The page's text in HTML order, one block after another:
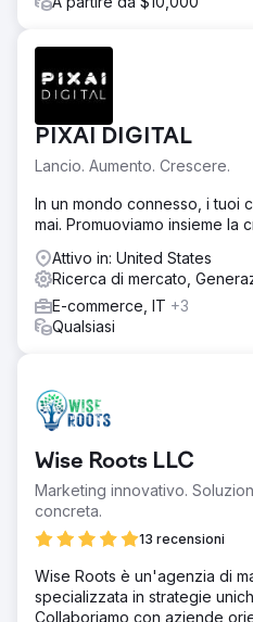
PIXAI DIGITAL
Lancio. Aumento. Crescere.
In un mondo connesso, i tuoi
mai. Promuoviamo insieme la
Attivo in: United States
Ricerca di mercato,
E-commerce, IT +3
Qualsiasi
Wise Roots LLC
Marketing innovativo.
concreta.
13 recensioni
Wise Roots è un'agenzia di
specializzata in strategie
Collaboriamo con aziende